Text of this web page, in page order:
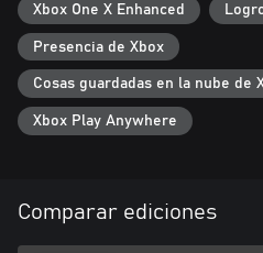
Xbox One X Enhanced
Presencia de Xbox
Cosas guardadas en la nube de
Xbox Play Anywhere
Comparar ediciones